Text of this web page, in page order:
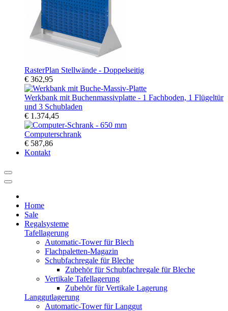
RasterPlan Stellwände - Doppelseitig
€ 362,95
Werkbank mit Buchenmassivplatte - 1 Fachboden, 1 Flügeltür
und 3 Schubladen
€ 1.374,45
Computerschrank
€ 587,86
Kontakt
Home
Sale
Regalsysteme
Tafellagerung
Automatic-Tower für Blech
Flachpaletten-Magazin
Schubfachregale für Bleche
Zubehör für Schubfachregale für Bleche
Vertikale Tafellagerung
Zubehör für Vertikale Lagerung
Langgutlagerung
Automatic-Tower für Langgut